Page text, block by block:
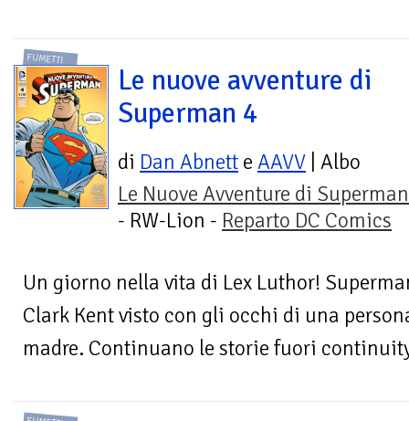
FUMETTI
Le nuove avventure di
Superman 4
di Dan Abnett e AAVV | Albo
Le Nuove Avventure di Superman
- RW-Lion - Reparto DC Comics
Un giorno nella vita di Lex Luthor!
Clark Kent visto con gli occhi di una
madre. Continuano le storie fuori